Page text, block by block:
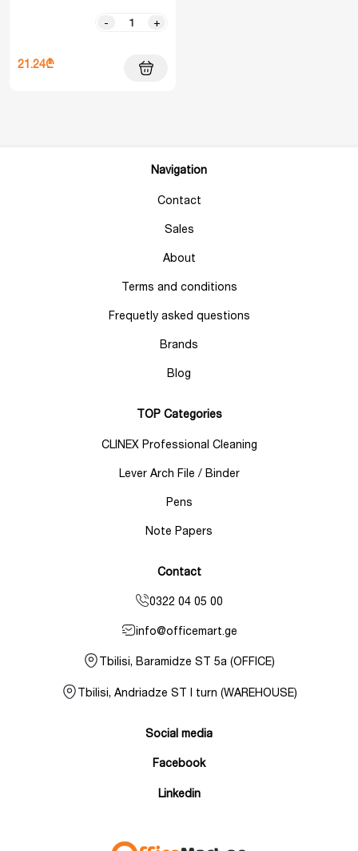
- +
21.24₾
Navigation
Contact
Sales
About
Terms and conditions
Frequetly asked questions
Brands
Blog
TOP Categories
CLINEX Professional Cleaning
Lever Arch File / Binder
Pens
Note Papers
Contact
0322 04 05 00
info@officemart.ge
Tbilisi, Baramidze ST 5a (OFFICE)
Tbilisi, Andriadze ST I turn (WAREHOUSE)
Social media
Facebook
Linkedin